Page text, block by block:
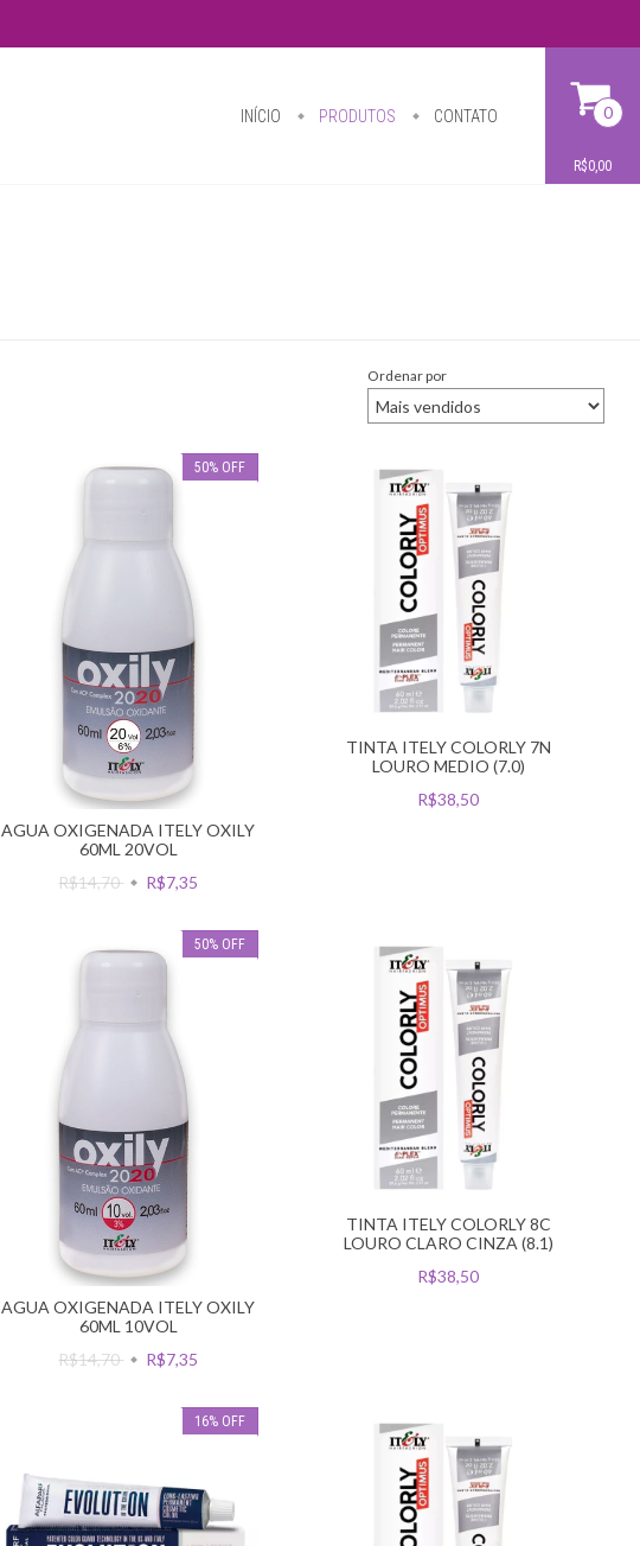
INÍCIO PRODUTOS CONTATO 0
R$0,00
Ordenar por
50% OFF
AGUA OXIGENADA ITELY OXILY
60ML 20VOL
R$14,70
R$7,35
TINTA ITELY COLORLY 7N
LOURO MEDIO (7.0)
R$38,50
50% OFF
AGUA OXIGENADA ITELY OXILY
60ML 10VOL
R$14,70
R$7,35
TINTA ITELY COLORLY 8C
LOURO CLARO CINZA (8.1)
R$38,50
16% OFF